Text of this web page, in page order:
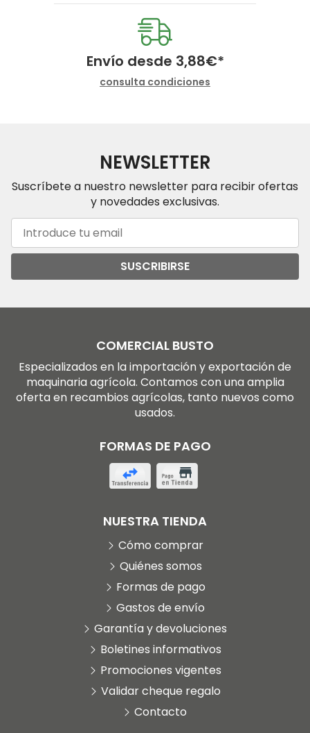
Envío desde 3,88€*
consulta condiciones
NEWSLETTER
Suscríbete a nuestro newsletter para recibir ofertas
y novedades exclusivas.
SUSCRIBIRSE
COMERCIAL BUSTO
Especializados en la importación y exportación de
maquinaria agrícola. Contamos con una amplia
oferta en recambios agrícolas, tanto nuevos como
usados.
FORMAS DE PAGO
NUESTRA TIENDA
Cómo comprar
Quiénes somos
Formas de pago
Gastos de envío
Garantía y devoluciones
Boletines informativos
Promociones vigentes
Validar cheque regalo
Contacto